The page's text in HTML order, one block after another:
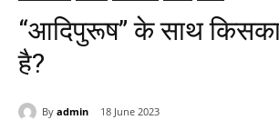
“आदिपुरूष” के साथ किसका
है?
By admin 18 June 2023